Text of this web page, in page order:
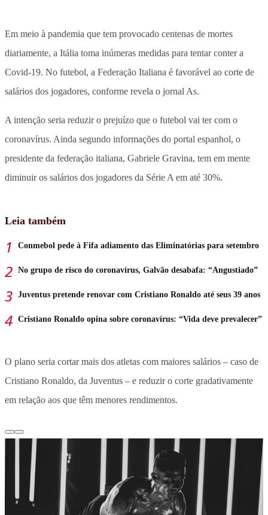
Em meio à pandemia que tem provocado centenas de mortes
diariamente, a Itália toma inúmeras medidas para tentar conter a
Covid-19. No futebol, a Federação Italiana é favorável ao corte de
salários dos jogadores, conforme revela o jornal As.
A intenção seria reduzir o prejuízo que o futebol vai ter com o
coronavírus. Ainda segundo informações do portal espanhol, o
presidente da federação italiana, Gabriele Gravina, tem em mente
diminuir os salários dos jogadores da Série A em até 30%.
Leia também
Conmebol pede à Fifa adiamento das Eliminatórias para setembro
No grupo de risco do coronavírus, Galvão desabafa: “Angustiado”
Juventus pretende renovar com Cristiano Ronaldo até seus 39 anos
Cristiano Ronaldo opina sobre coronavírus: “Vida deve prevalecer”
O plano seria cortar mais dos atletas com maiores salários – caso de
Cristiano Ronaldo, da Juventus – e reduzir o corte gradativamente
em relação aos que têm menores rendimentos.